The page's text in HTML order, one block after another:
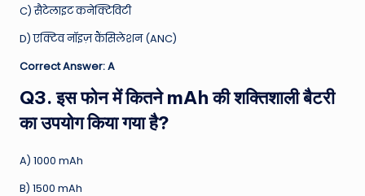
C) सैटेलाइट कनेक्टिविटी
D) एक्टिव नॉइज़ कैंसिलेशन (ANC)
Correct Answer: A
Q3. इस फोन में कितने mAh की शक्तिशाली बैटरी
का उपयोग किया गया है?
A) 1000 mAh
B) 1500 mAh